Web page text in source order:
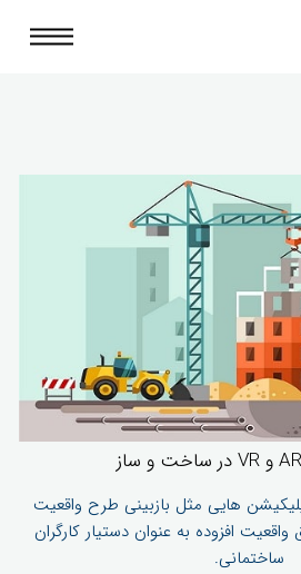
هایی مثل بازبینی طرح واقعیت
افزوده به عنوان دستیار کارگران
ساختمانی.